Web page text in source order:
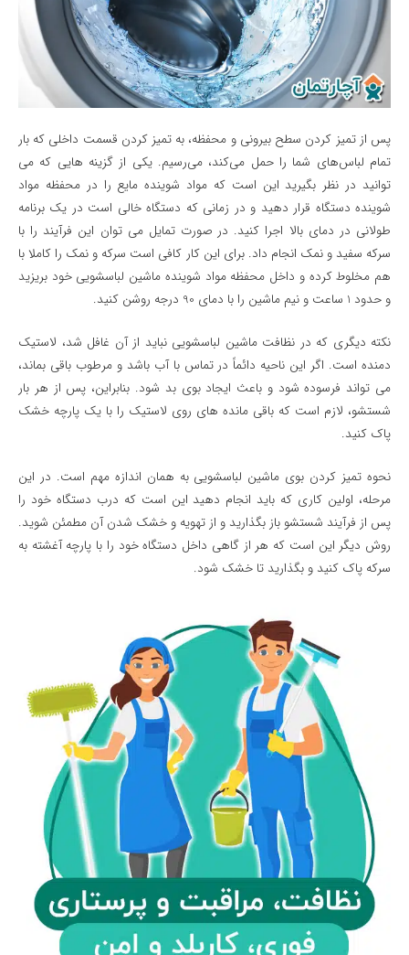
پس از تمیز کردن سطح بیرونی و محفظه، به تمیز کردن قسمت داخلی که بار
تمام لباس‌های شما را حمل می‌کند، می‌رسیم. یکی از گزینه هایی که می
توانید در نظر بگیرید این است که مواد شوینده مایع را در محفظه مواد
شوینده دستگاه قرار دهید و در زمانی که دستگاه خالی است در یک برنامه
طولانی در دمای بالا اجرا کنید. در صورت تمایل می توان این فرآیند را با
سرکه سفید و نمک انجام داد. برای این کار کافی است سرکه و نمک را کاملا با
هم مخلوط کرده و داخل محفظه مواد شوینده ماشین لباسشویی خود بریزید
و حدود 1 ساعت و نیم ماشین را با دمای 90 درجه روشن کنید.
نکته دیگری که در نظافت ماشین لباسشویی نباید از آن غافل شد، لاستیک
دمنده است. اگر این ناحیه دائماً در تماس با آب باشد و مرطوب باقی بماند،
می تواند فرسوده شود و باعث ایجاد بوی بد شود. بنابراین، پس از هر بار
شستشو، لازم است که باقی مانده های روی لاستیک را با یک پارچه خشک
پاک کنید.
نحوه تمیز کردن بوی ماشین لباسشویی به همان اندازه مهم است. در این
مرحله، اولین کاری که باید انجام دهید این است که درب دستگاه خود را
پس از فرآیند شستشو باز بگذارید و از تهویه و خشک شدن آن مطمئن شوید.
روش دیگر این است که هر از گاهی داخل دستگاه خود را با پارچه آغشته به
سرکه پاک کنید و بگذارید تا خشک شود.